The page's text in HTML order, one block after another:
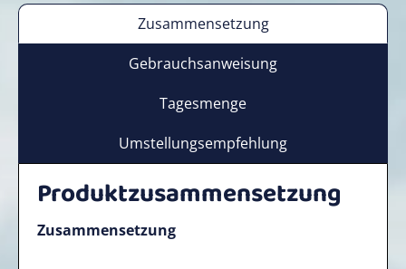
Zusammensetzung
Gebrauchsanweisung
Tagesmenge
Umstellungsempfehlung
Produktzusammensetzung
Zusammensetzung